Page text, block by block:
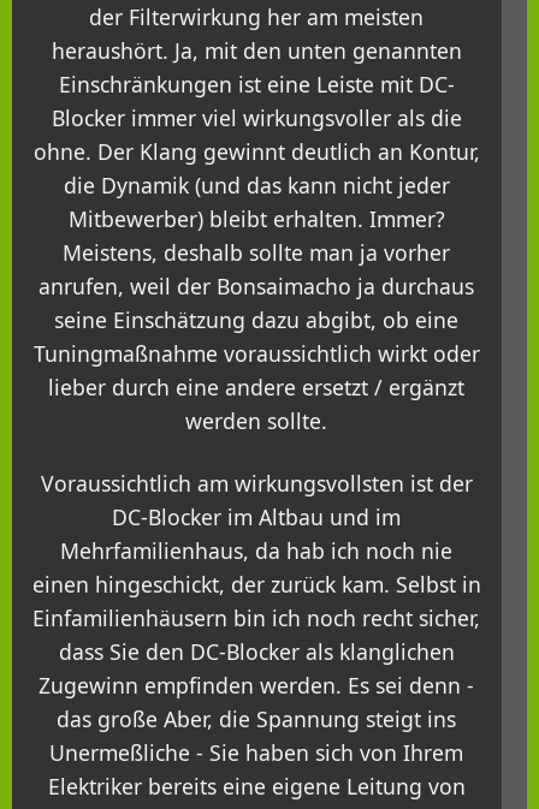
der Filterwirkung her am meisten
heraushört. Ja, mit den unten genannten
Einschränkungen ist eine Leiste mit DC-
Blocker immer viel wirkungsvoller als die
ohne. Der Klang gewinnt deutlich an Kontur,
die Dynamik (und das kann nicht jeder
Mitbewerber) bleibt erhalten. Immer?
Meistens, deshalb sollte man ja vorher
anrufen, weil der Bonsaimacho ja durchaus
seine Einschätzung dazu abgibt, ob eine
Tuningmaßnahme voraussichtlich wirkt oder
lieber durch eine andere ersetzt / ergänzt
werden sollte.
Voraussichtlich am wirkungsvollsten ist der
DC-Blocker im Altbau und im
Mehrfamilienhaus, da hab ich noch nie
einen hingeschickt, der zurück kam. Selbst in
Einfamilienhäusern bin ich noch recht sicher,
dass Sie den DC-Blocker als klanglichen
Zugewinn empfinden werden. Es sei denn -
das große Aber, die Spannung steigt ins
Unermeßliche - Sie haben sich von Ihrem
Elektriker bereits eine eigene Leitung von